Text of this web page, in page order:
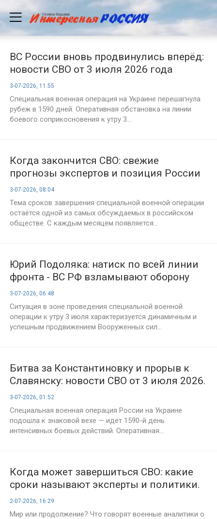
ВС России вновь продвинулись вперёд:
новости СВО от 3 июля 2026 года
3-07-2026, 11:55
Специальная военная операция на Украине перешагнула
рубеж в 1590 дней. Оперативная обстановка на линии
боевого соприкосновения к утру 3...
Когда закончится СВО: свежие
прогнозы экспертов и позиция России
на 3 июля 2026 года
3-07-2026, 08:04
Тема сроков завершения специальной военной операции
остаётся одной из самых обсуждаемых в российском
обществе. С каждым месяцем появляется...
Юрий Подоляка: натиск по всей линии
фронта - ВС РФ взламывают оборону
ВСУ под Славянском и выходят к
Осколу, сводка СВО на утро 03.07.2026
3-07-2026, 06:48
Ситуация в зоне проведения специальной военной
операции к утру 3 июля характеризуется динамичным и
успешным продвижением Вооруженных сил...
Битва за Константиновку и прорыв к
Славянску: новости СВО от 3 июля 2026.
Карта боёв на Украине сегодня, военная
сводка, 1590-й день спецоперации
России на Украине
3-07-2026, 01:52
Специальная военная операция России на Украине
подошла к знаковой вехе — идет 1590-й день
интенсивных боевых действий. Оперативная...
Когда может завершиться СВО: какие
сроки называют эксперты и политики.
Последние заявления и прогнозы на 2
июля 2026 года
2-07-2026, 16:29
Мир или продолжение? Что говорят военные аналитики о